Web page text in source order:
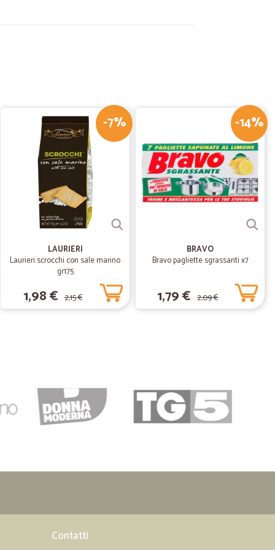
modo trasparente. Un po? caro.
28/07/2020
alti della media, consegna fino ad ora molto veloce
-7%
LAURIERI
Laurieri scrocchi con sale marino
gr175
1,98 € 2,15 €
-14%
BRAVO
Bravo pagliette sgrassanti x7
1,79 € 2,09 €
Contatti